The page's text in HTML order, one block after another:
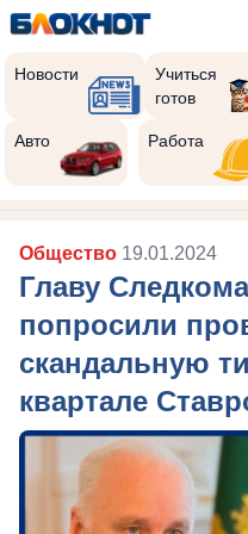
Новости
Учиться
готов
Авто Работа
Общество 19.01.2024
Главу
попросили
скандальную
квартале